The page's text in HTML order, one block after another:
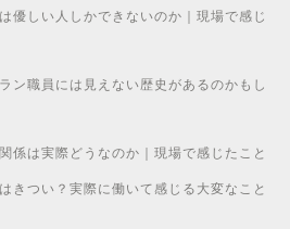
優しい人しかできないのか｜現場で感じ
ン職員には見えない歴史があるのかもし
係は実際どうなのか｜現場で感じたこと
きつい？実際に働いて感じる大変なこと